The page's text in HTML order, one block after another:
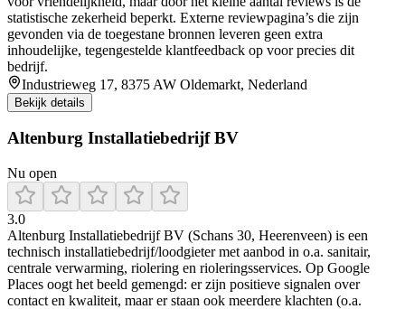
statistische zekerheid beperkt. Externe reviewpagina’s die zijn
gevonden via de toegestane bronnen leveren geen extra
inhoudelijke, tegengestelde klantfeedback op voor precies dit
bedrijf.
Industrieweg 17, 8375 AW Oldemarkt, Nederland
Bekijk details
Altenburg Installatiebedrijf BV
Nu open
3.0
Altenburg Installatiebedrijf BV (Schans 30, Heerenveen) is een
technisch installatiebedrijf/loodgieter met aanbod in o.a. sanitair,
centrale verwarming, riolering en rioleringsservices. Op Google
Places oogt het beeld gemengd: er zijn positieve signalen over
contact en kwaliteit, maar er staan ook meerdere klachten (o.a.